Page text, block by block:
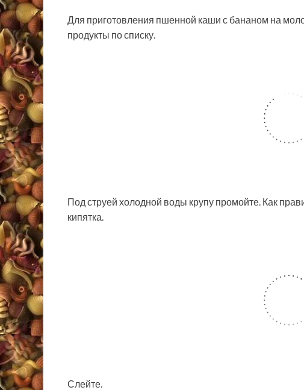
Для приготовления пшенной каши с бананом на
продукты по списку.
Под струей холодной воды крупу промойте. Как
кипятка.
Слейте.